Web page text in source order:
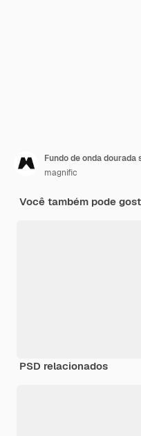
Fundo de onda dourada
magnific
Você também pode
PSD relacionados